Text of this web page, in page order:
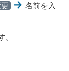
名前を入
。